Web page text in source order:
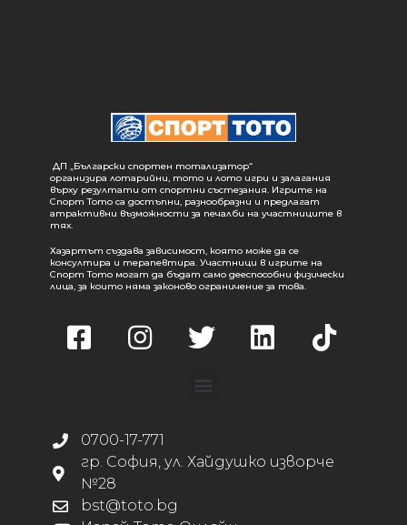
ДП „Български спортен тотализатор“
организира лотарийни, тото и лото игри и залагания
върху резултати от спортни състезания. Игрите на
Спорт Тото са достъпни, разнообразни и предлагат
атрактивни възможности за печалби на участниците в
тях.
Хазартът създава зависимост, която може да се
консултира и терапевтира. Участници в игрите на
Спорт Тото могат да бъдат само дееспособни физически
лица, за които няма законово ограничение за това.
0700-17-771
гр. София, ул. Хайдушко изворче
№28
bst@toto.bg